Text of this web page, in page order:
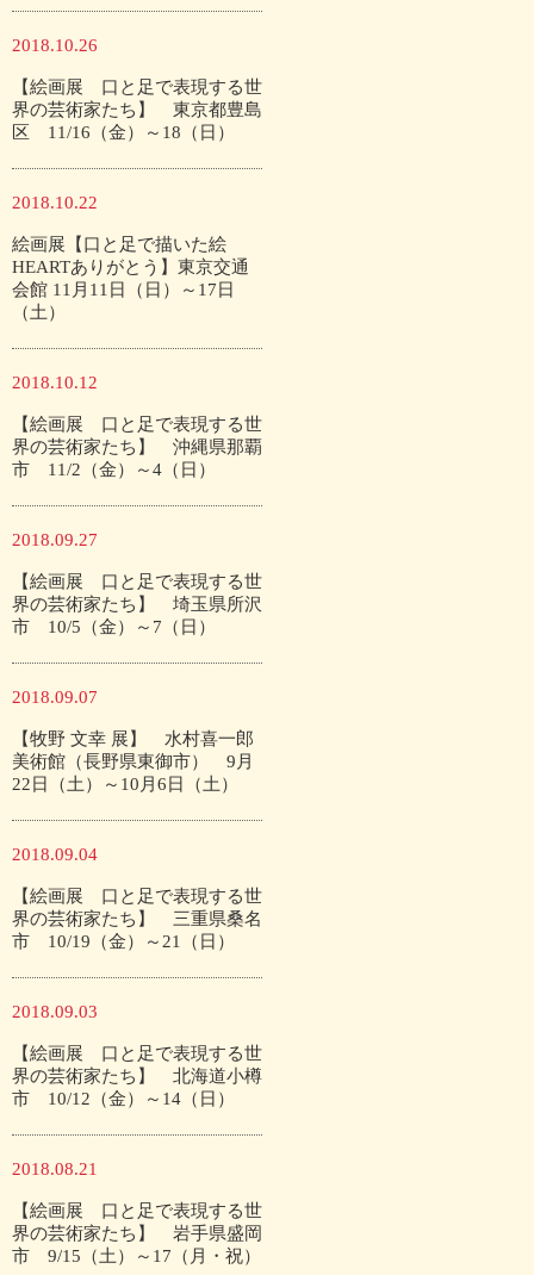
2018.10.26
【絵画展 口と足で表現する世
界の芸術家たち】 東京都豊島
区 11/16（金）～18（日）
2018.10.22
絵画展【口と足で描いた絵
HEARTありがとう】東京交通
会館 11月11日（日）～17日
（土）
2018.10.12
【絵画展 口と足で表現する世
界の芸術家たち】 沖縄県那覇
市 11/2（金）～4（日）
2018.09.27
【絵画展 口と足で表現する世
界の芸術家たち】 埼玉県所沢
市 10/5（金）～7（日）
2018.09.07
【牧野 文幸 展】 水村喜一郎
美術館（長野県東御市） 9月
22日（土）～10月6日（土）
2018.09.04
【絵画展 口と足で表現する世
界の芸術家たち】 三重県桑名
市 10/19（金）～21（日）
2018.09.03
【絵画展 口と足で表現する世
界の芸術家たち】 北海道小樽
市 10/12（金）～14（日）
2018.08.21
【絵画展 口と足で表現する世
界の芸術家たち】 岩手県盛岡
市 9/15（土）～17（月・祝）